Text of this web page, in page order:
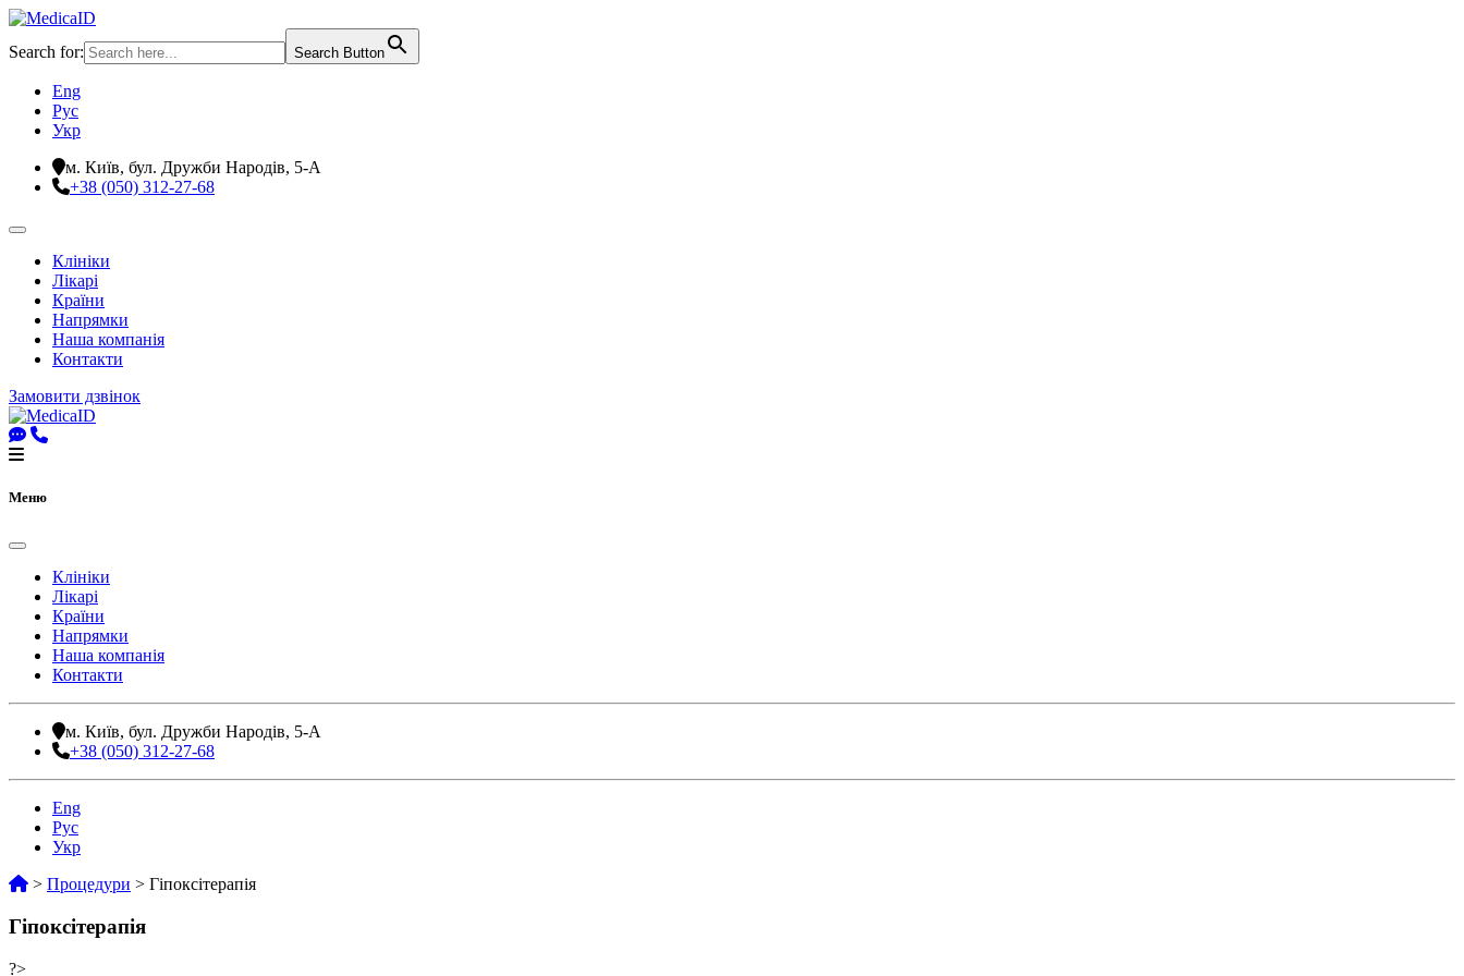
Search for: Search Button
Eng
Рус
Укр
м. Київ, бул. Дружби Народів, 5-А
+38 (050) 312-27-68
Клініки
Лікарі
Країни
Напрямки
Наша компанія
Контакти
Замовити дзвінок
Меню
Клініки
Лікарі
Країни
Напрямки
Наша компанія
Контакти
м. Київ, бул. Дружби Народів, 5-А
+38 (050) 312-27-68
Eng
Рус
Укр
> Процедури > Гіпоксітерапія
Гіпоксітерапія
?>